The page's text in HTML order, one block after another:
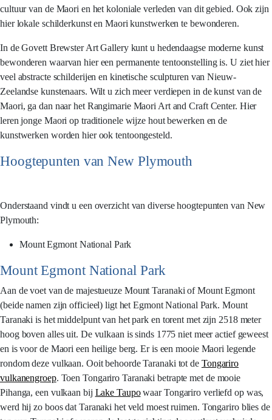
cultuur van de Maori en het koloniale verleden van dit gebied. Ook zijn
hier lokale schilderkunst en Maori kunstwerken te bewonderen.
In de Govett Brewster Art Gallery kunt u hedendaagse moderne kunst
bewonderen waarvan hier een permanente tentoonstelling is. U ziet hier
veel abstracte schilderijen en kinetische sculpturen van Nieuw-
Zeelandse kunstenaars. Wilt u zich meer verdiepen in de kunst van de
Maori, ga dan naar het Rangimarie Maori Art and Craft Center. Hier
leren jonge Maori op traditionele wijze hout bewerken en de
kunstwerken worden hier ook tentoongesteld.
Hoogtepunten van New Plymouth
Onderstaand vindt u een overzicht van diverse hoogtepunten van New
Plymouth:
Mount Egmont National Park
Mount Egmont National Park
Aan de voet van de majestueuze Mount Taranaki of Mount Egmont
(beide namen zijn officieel) ligt het Egmont National Park. Mount
Taranaki is het middelpunt van het park en torent met zijn 2518 meter
hoog boven alles uit. De vulkaan is sinds 1775 niet meer actief geweest
en is voor de Maori een heilige berg. Er is een mooie Maori legende
rondom deze vulkaan. Ooit behoorde Taranaki tot de Tongariro
vulkanengroep. Toen Tongariro Taranaki betrapte met de mooie
Pihanga, een vulkaan bij Lake Taupowaar Tongariro verliefd op was,
werd hij zo boos dat Taranaki het veld moest ruimen. Tongariro blies de